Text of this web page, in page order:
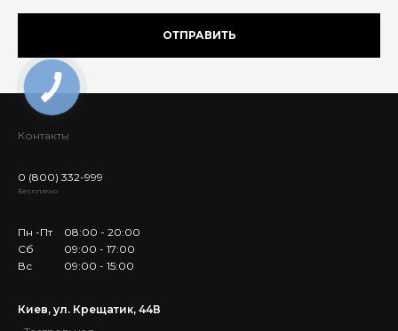
ОТПРАВИТЬ
Контакты
0 (800) 332-999
Бесплатно
Пн -Пт
08:00 - 20:00
Сб
09:00 - 17:00
Вс
09:00 - 15:00
Киев, ул. Крещатик, 44В